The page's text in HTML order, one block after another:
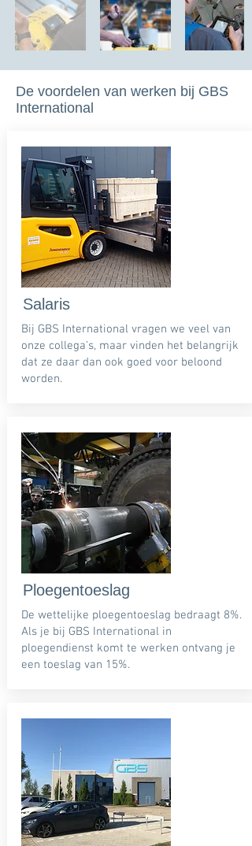
De voordelen van werken bij GBS
International
Salaris
Bij GBS International vragen we veel van
onze collega's, maar vinden het belangrijk
dat ze daar dan ook goed voor beloond
worden.
Ploegentoeslag
De wettelijke ploegentoeslag bedraagt 8%.
Als je bij GBS International in
ploegendienst komt te werken ontvang je
een toeslag van 15%.